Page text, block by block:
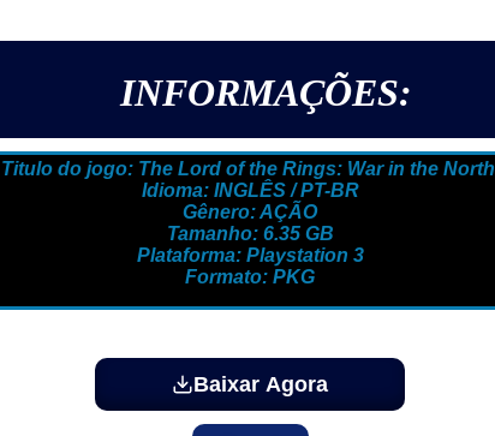
INFORMAÇÕES:
Titulo do jogo: The Lord of the Rings: War in the North
Idioma: INGLÊS / PT-BR
Gênero: AÇÃO
Tamanho: 6.35 GB
Plataforma: Playstation 3
Formato: PKG
Baixar Agora